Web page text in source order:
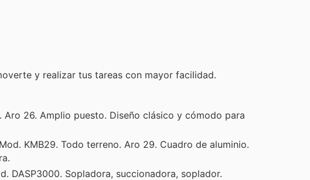
y realizar tus tareas con mayor facilidad.
Aro 26. Amplio puesto. Diseño clásico y cómodo para
KMB29. Todo terreno. Aro 29. Cuadro de aluminio.
DASP3000. Sopladora, succionadora, soplador.